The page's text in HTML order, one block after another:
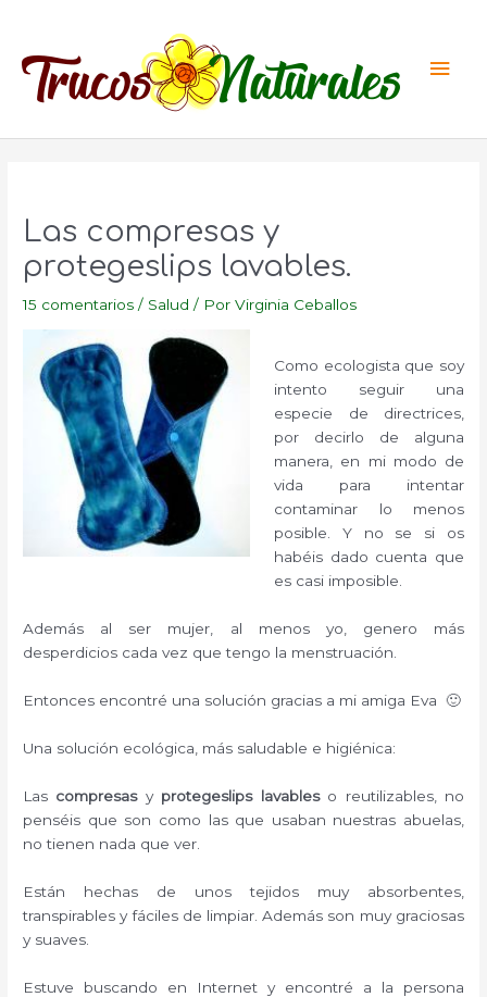
contenido
Las compresas y
protegeslips lavables.
15 comentarios / Salud / PorVirginia Ceballos
Como ecologista que soy
intento seguir una
especie de directrices,
por decirlo de alguna
manera, en mi modo de
vida para intentar
contaminar lo menos
posible. Y no se si os
habéis dado cuenta que
es casi imposible.
Además al ser mujer, al menos yo, genero más
desperdicios cada vez que tengo la menstruación.
Entonces encontré una solución gracias a mi amiga Eva 🙂
Una solución ecológica, más saludable e higiénica:
Las compresasy protegeslips lavableso reutilizables, no
penséis que son como las que usaban nuestras abuelas,
no tienen nada que ver.
Están hechas de unos tejidos muy absorbentes,
transpirables y fáciles de limpiar. Además son muy graciosas
y suaves.
Estuve buscando en Internet y encontré a la persona